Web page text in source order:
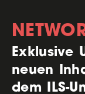
Exklusive
neuen
dem ILS-